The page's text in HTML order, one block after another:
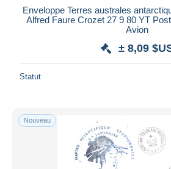
Enveloppe Terres australes
Alfred Faure Crozet 27 9 80 YT
Avion
± 8,09
Statut
Nouveau